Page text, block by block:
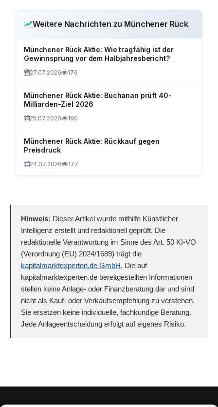
Weitere Nachrichten zu Münchener Rück
Münchener Rück Aktie: Wie tragfähig ist der
Gewinnsprung vor dem Halbjahresbericht?
27.07.2026 176
Münchener Rück Aktie: Buchanan prüft 40-
Milliarden-Ziel 2026
25.07.2026 190
Münchener Rück Aktie: Rückkauf gegen
Preisdruck
24.07.2026 177
Hinweis: Dieser Artikel wurde mithilfe Künstlicher
Intelligenz erstellt und redaktionell geprüft. Die
redaktionelle Verantwortung im Sinne des Art. 50 KI-VO
(Verordnung (EU) 2024/1689) trägt die
kapitalmarktexperten.de GmbH. Die auf
kapitalmarktexperten.de bereitgestellten Informationen
stellen keine Anlage- oder Finanzberatung dar und sind
nicht als Kauf- oder Verkaufsempfehlung zu verstehen.
Sie ersetzen keine individuelle, fachkundige Beratung.
Jede Anlageentscheidung erfolgt auf eigenes Risiko.